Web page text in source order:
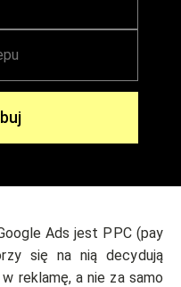
Ads jest PPC (pay
się na nią decydują
reklamę, a nie za samo